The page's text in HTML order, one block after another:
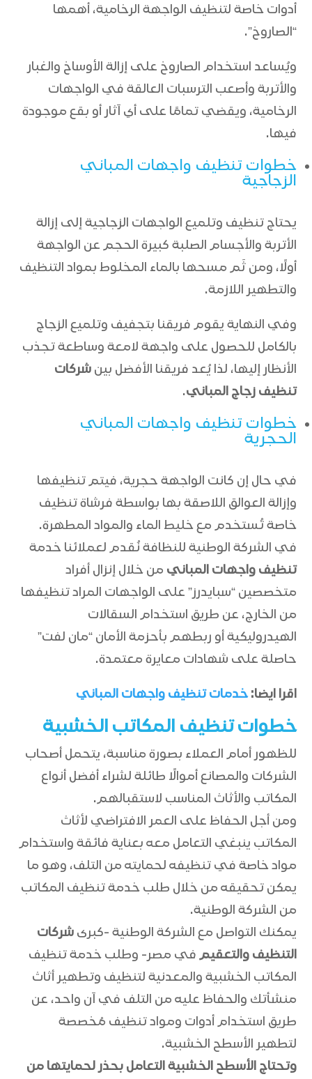
أدوات خاصة لتنظيف الواجهة الرخامية، أهمها
“الصاروخ”.
ويُساعد استخدام الصاروخ على إزالة الأوساخ والغبار
والأتربة وأصعب الترسبات العالقة في الواجهات
الرخامية، ويقضي تمامًا على أي آثار أو بقع موجودة
فيها.
خطوات تنظيف واجهات المباني
الزجاجية
يحتاج تنظيف وتلميع الواجهات الزجاجية إلى إزالة
الأتربة والأجسام الصلبة كبيرة الحجم عن الواجهة
أولًا، ومن ثَم مسحها بالماء المخلوط بمواد التنظيف
والتطهير اللازمة.
وفي النهاية يقوم فريقنا بتجفيف وتلميع الزجاج
بالكامل للحصول على واجهة لامعة وساطعة تجذب
الأنظار إليها، لذا يُعد فريقنا الأفضل بينشركات
تنظيف زجاج المباني.
خطوات تنظيف واجهات المباني
الحجرية
في حال إن كانت الواجهة حجرية، فيتم تنظيفها
وإزالة العوالق اللاصقة بها بواسطة فرشاة تنظيف
خاصة تُستخدم مع خليط الماء والمواد المطهرة.
في الشركة الوطنية للنظافة نُقدم لعملائنا خدمة
تنظيف واجهات المباني من خلال إنزال أفراد
متخصصين “سبايدرز” على الواجهات المراد تنظيفها
من الخارج، عن طريق استخدام السقالات
الهيدروليكية أو ربطهم بأحزمة الأمان “مان لفت”
حاصلة على شهادات معايرة معتمدة.
اقرا ايضا:خدمات تنظيف واجهات المباني
خطوات تنظيف المكاتب الخشبية
للظهور أمام العملاء بصورة مناسبة، يتحمل أصحاب
الشركات والمصانع أموالًا طائلة لشراء أفضل أنواع
المكاتب والأثاث المناسب لاستقبالهم.
ومن أجل الحفاظ على العمر الافتراضي لأثاث
المكاتب ينبغي التعامل معه بعناية فائقة واستخدام
مواد خاصة في تنظيفه لحمايته من التلف، وهو ما
يمكن تحقيقه من خلال طلب خدمة تنظيف المكاتب
من الشركة الوطنية.
يمكنك التواصل مع الشركة الوطنية -كبرىشركات
التنظيف والتعقيم في مصر- وطلب خدمة تنظيف
المكاتب الخشبية والمعدنية لتنظيف وتطهير أثاث
منشأتك والحفاظ عليه من التلف في آن واحد، عن
طريق استخدام أدوات ومواد تنظيف مُخصصة
لتطهير الأسطح الخشبية.
وتحتاج الأسطح الخشبية التعامل بحذر لحمايتها من